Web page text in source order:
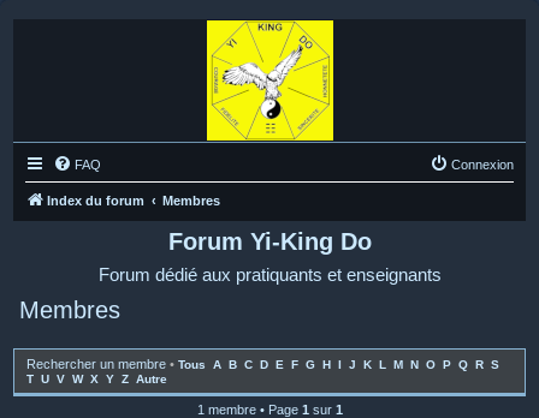
FAQ Connexion
Index du forum Membres
Forum Yi-King Do
Forum dédié aux pratiquants et enseignants
Membres
Rechercher un membre • Tous A B C D E F G H I J K L M N O P Q R S
T U V W X Y Z Autre
1 membre • Page 1 sur 1